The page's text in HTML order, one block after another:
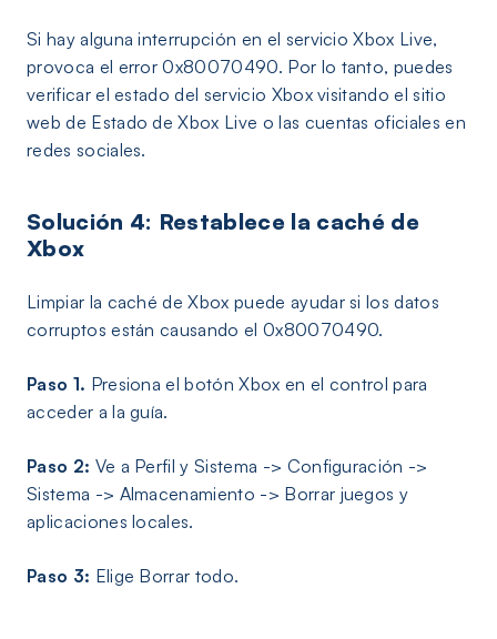
Si hay alguna interrupción en el servicio Xbox Live,
provoca el error 0x80070490. Por lo tanto, puedes
verificar el estado del servicio Xbox visitando el sitio
web de Estado de Xbox Live o las cuentas oficiales en
redes sociales.
Solución 4: Restablece la caché de
Xbox
Limpiar la caché de Xbox puede ayudar si los datos
corruptos están causando el 0x80070490.
Paso 1. Presiona el botón Xbox en el control para
acceder a la guía.
Paso 2: Ve a Perfil y Sistema -> Configuración ->
Sistema -> Almacenamiento -> Borrar juegos y
aplicaciones locales.
Paso 3: Elige Borrar todo.